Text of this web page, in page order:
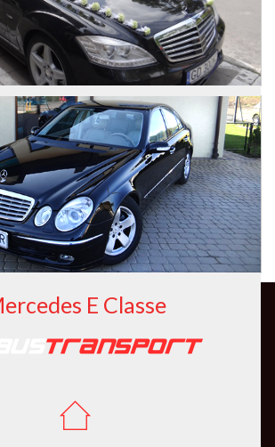
S Classe Long
Zdjęcia
E Classe